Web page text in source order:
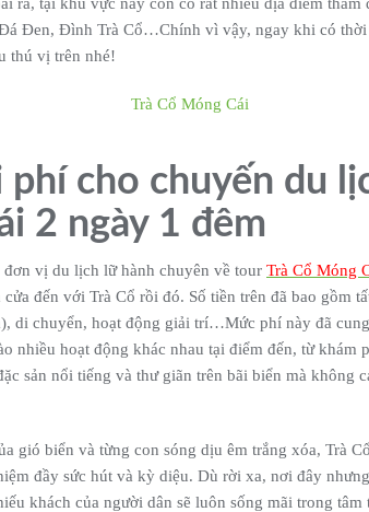
Đen, Đình Trà Cổ…Chính vì vậy, ngay khi có thời
thú vị trên nhé!
phí cho chuyến du
2 ngày 1 đêm
đơn vị du lịch lữ hành chuyên về tour Trà Cổ Móng
cửa đến với Trà Cổ rồi đó. Số tiền trên đã bao gồm
di chuyển, hoạt động giải trí…Mức phí này đã
nhiều hoạt động khác nhau tại điểm đến, từ khám
sản nổi tiếng và thư giãn trên bãi biển mà không
gió biển và từng con sóng dịu êm trắng xóa, Trà
đầy sức hút và kỳ diệu. Dù rời xa, nơi đây
khách của người dân sẽ luôn sống mãi trong